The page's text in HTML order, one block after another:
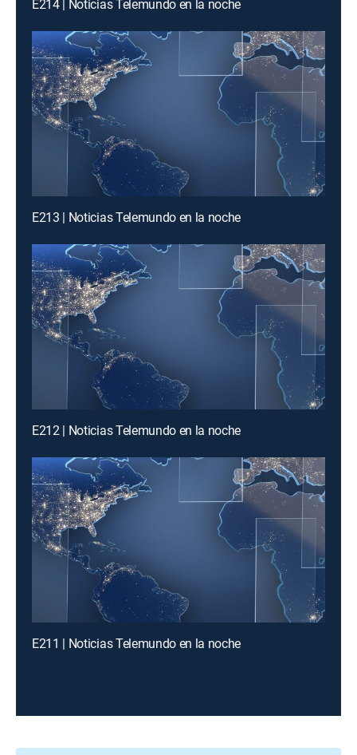
E214 | Noticias Telemundo en la noche
E213 | Noticias Telemundo en la noche
E212 | Noticias Telemundo en la noche
E211 | Noticias Telemundo en la noche